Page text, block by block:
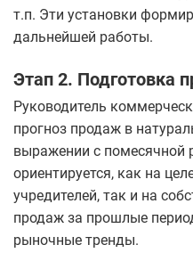
т.п. Эти установки
дальнейшей работы.
Этап 2. Подготовка
Руководитель
прогноз продаж в
выражении с помесячной
ориентируется, как на
учредителей, так и на
продаж за прошлые
рыночные тренды.